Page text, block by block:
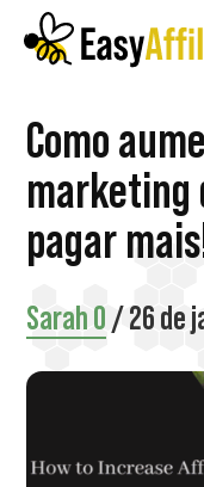
para
principal
para
lateral
principal
para
Menu
adicional
Afiliado
fácil
Inicie
um
programa
de
em
seu
WordPress
Como
marketing
pagar
Sarah O/26 de